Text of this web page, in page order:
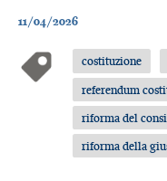
11/04/2026
costituzione
referendum
riforma del
riforma della